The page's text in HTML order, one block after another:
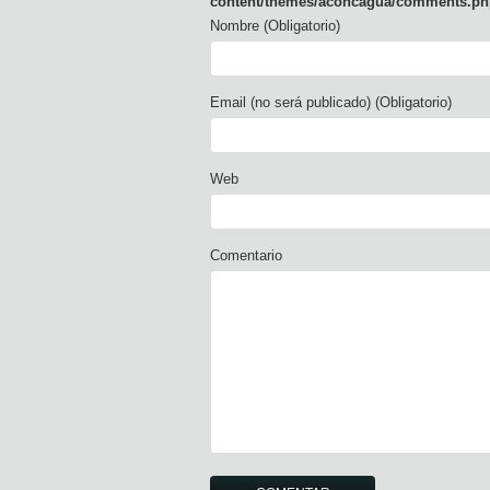
Nombre (Obligatorio)
Email (no será publicado) (Obligatorio)
Web
Comentario